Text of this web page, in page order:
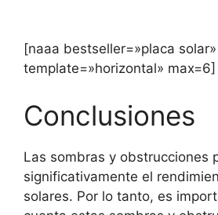
[naaa bestseller=»placa solar»
template=»horizontal» max=6]
Conclusiones
Las sombras y obstrucciones
significativamente el
solares. Por lo tanto, es